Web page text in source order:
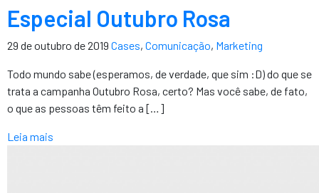
Especial Outubro Rosa
29 de outubro de 2019 Cases, Comunicação, Marketing
Todo mundo sabe (esperamos, de verdade, que sim :D) do que se
trata a campanha Outubro Rosa, certo? Mas você sabe, de fato,
o que as pessoas têm feito a […]
Leia mais